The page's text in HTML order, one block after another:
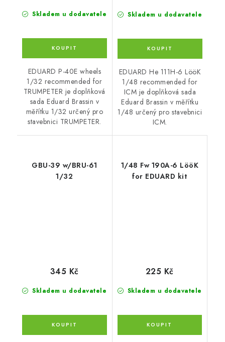
Skladem u dodavatele
EDUARD P-40E wheels
1/32 recommended for
TRUMPETER je doplňková
sada Eduard Brassin v
měřítku 1/32 určený pro
stavebnici TRUMPETER.
Skladem u dodavatele
EDUARD He 111H-6 LööK
1/48 recommended for
ICM je doplňková sada
Eduard Brassin v měřítku
1/48 určený pro stavebnici
ICM.
GBU-39 w/BRU-61
1/32
Skladem u dodavatele
345 Kč
1/48 Fw 190A-6 LööK
for EDUARD kit
Skladem u dodavatele
225 Kč